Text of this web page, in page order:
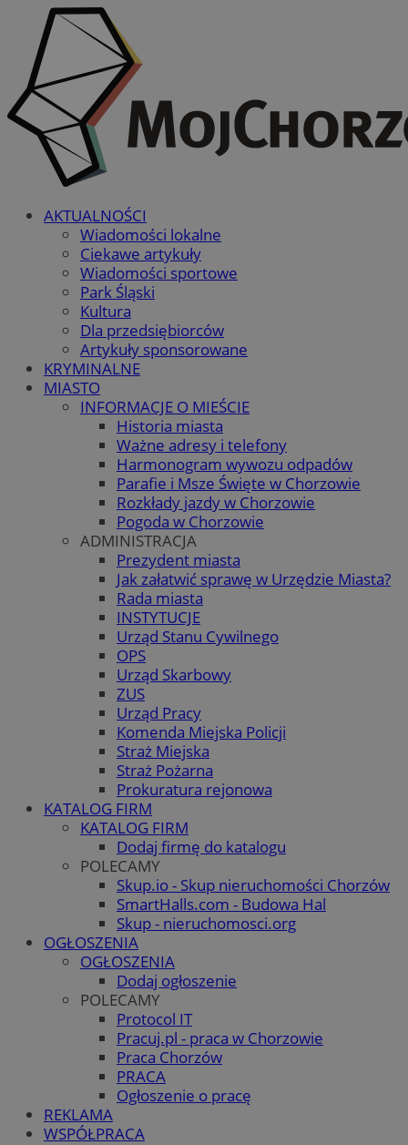
AKTUALNOŚCI
Wiadomości lokalne
Ciekawe artykuły
Wiadomości sportowe
Park Śląski
Kultura
Dla przedsiębiorców
Artykuły sponsorowane
KRYMINALNE
MIASTO
INFORMACJE O MIEŚCIE
Historia miasta
Ważne adresy i telefony
Harmonogram wywozu odpadów
Parafie i Msze Święte w Chorzowie
Rozkłady jazdy w Chorzowie
Pogoda w Chorzowie
ADMINISTRACJA
Prezydent miasta
Jak załatwić sprawę w Urzędzie Miasta?
Rada miasta
INSTYTUCJE
Urząd Stanu Cywilnego
OPS
Urząd Skarbowy
ZUS
Urząd Pracy
Komenda Miejska Policji
Straż Miejska
Straż Pożarna
Prokuratura rejonowa
KATALOG FIRM
KATALOG FIRM
Dodaj firmę do katalogu
POLECAMY
Skup.io - Skup nieruchomości Chorzów
SmartHalls.com - Budowa Hal
Skup - nieruchomosci.org
OGŁOSZENIA
OGŁOSZENIA
Dodaj ogłoszenie
POLECAMY
Protocol IT
Pracuj.pl - praca w Chorzowie
Praca Chorzów
PRACA
Ogłoszenie o pracę
REKLAMA
WSPÓŁPRACA